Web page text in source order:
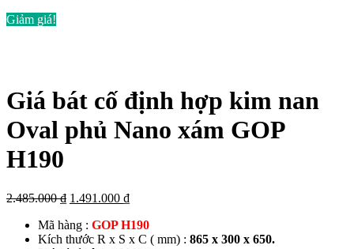
Giảm giá!
Giá bát cố định hợp kim nan
Oval phủ Nano xám GOP
H190
2.485.000₫ Giá
là:
2.485.000 ₫.
1.491.000 ₫Giá
tại
là:
Mã hàng : GOP H190
Kích thước R x S x C ( mm) : 865 x 300 x 650.